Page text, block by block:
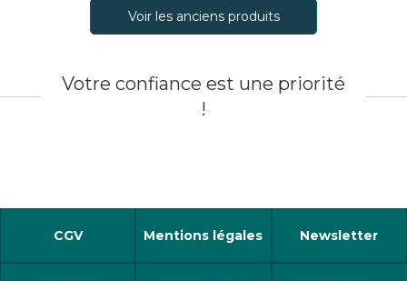
Voir les anciens produits
Votre confiance est une priorité
!
CGV Mentions légales Newsletter